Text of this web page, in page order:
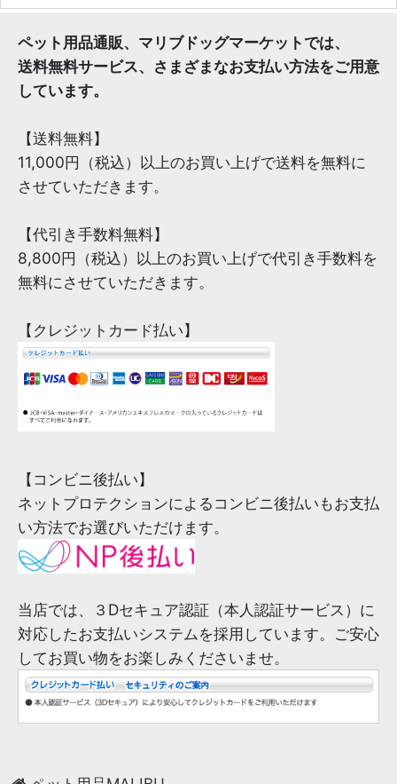
ペット用品通販、マリブドッグマーケットでは、
送料無料サービス、さまざまなお支払い方法をご用意
しています。
【送料無料】
11,000円（税込）以上のお買い上げで送料を無料に
させていただきます。
【代引き手数料無料】
8,800円（税込）以上のお買い上げで代引き手数料を
無料にさせていただきます。
【クレジットカード払い】
【コンビニ後払い】
ネットプロテクションによるコンビニ後払いもお支払
い方法でお選びいただけます。
当店では、３Dセキュア認証（本人認証サービス）に
対応したお支払いシステムを採用しています。ご安心
してお買い物をお楽しみくださいませ。